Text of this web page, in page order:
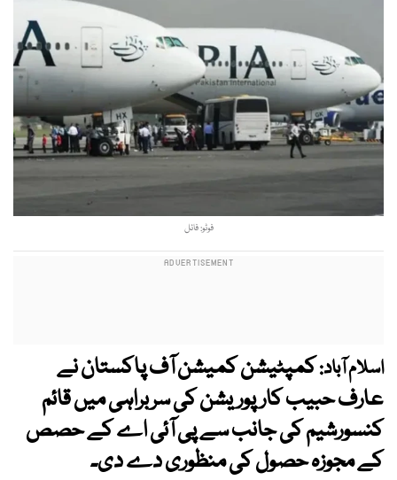
فوٹو: فائل
اسلام آباد:کمپٹیشن کمیشن آف پاکستان نے
عارف حبیب کارپوریشن کی سربراہی میں قائم
کنسورشیم کی جانب سے پی آئی اے کے حصص
کے مجوزہ حصول کی منظوری دے دی۔